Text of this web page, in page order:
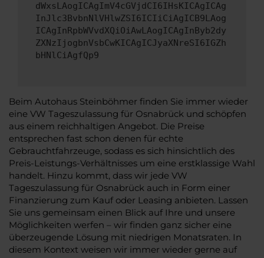
dWxsLAogICAgImV4cGVjdCI6IHsKICAgICAg
InJlc3BvbnNlVHlwZSI6ICIiCiAgICB9LAog
ICAgInRpbWVvdXQiOiAwLAogICAgInByb2dy
ZXNzIjogbnVsbCwKICAgICJyaXNreSI6IGZh
bHNlCiAgfQp9
Beim Autohaus Steinböhmer finden Sie immer wieder
eine VW Tageszulassung für Osnabrück und schöpfen
aus einem reichhaltigen Angebot. Die Preise
entsprechen fast schon denen für echte
Gebrauchtfahrzeuge, sodass es sich hinsichtlich des
Preis-Leistungs-Verhältnisses um eine erstklassige Wahl
handelt. Hinzu kommt, dass wir jede VW
Tageszulassung für Osnabrück auch in Form einer
Finanzierung zum Kauf oder Leasing anbieten. Lassen
Sie uns gemeinsam einen Blick auf Ihre und unsere
Möglichkeiten werfen – wir finden ganz sicher eine
überzeugende Lösung mit niedrigen Monatsraten. In
diesem Kontext weisen wir immer wieder gerne auf